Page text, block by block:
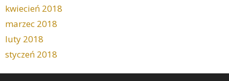
kwiecień 2018
marzec 2018
luty 2018
styczeń 2018